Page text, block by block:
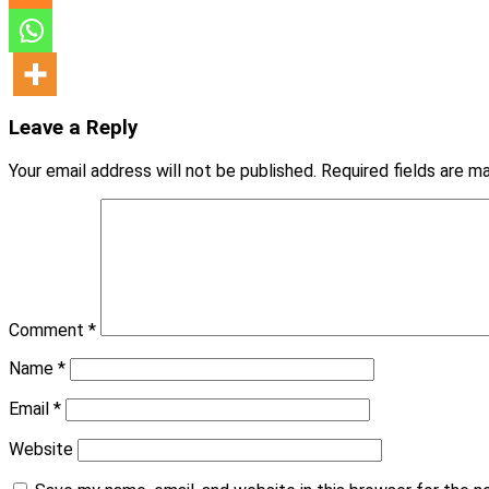
Leave a Reply
Your email address will not be published. Required fields are
Comment *
Name *
Email *
Website